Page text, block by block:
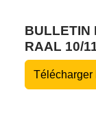
BULLETIN
RAAL 10/
Télécharger